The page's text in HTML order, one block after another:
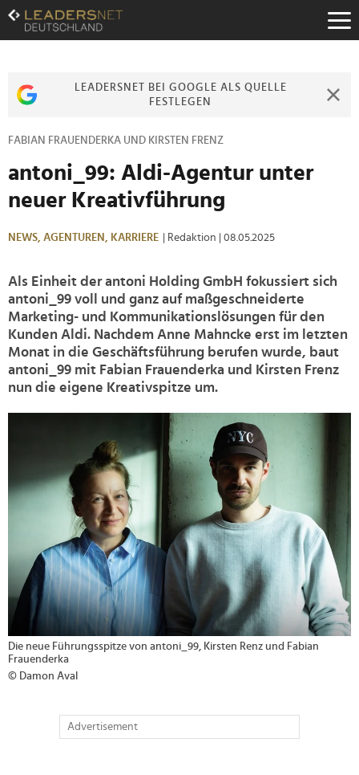
Zum
Inhalt
Zur
Zur
LEADERSNET BEI GOOGLE ALS QUELLE
FESTLEGEN
FABIAN FRAUENDERKA UND KIRSTEN FRENZ
antoni_99: Aldi-Agentur unter
neuer Kreativführung
NEWS, AGENTUREN, KARRIERE | Redaktion | 08.05.2025
Als Einheit der antoni Holding GmbH fokussiert sich
antoni_99 voll und ganz auf maßgeschneiderte
Marketing- und Kommunikationslösungen für den
Kunden Aldi. Nachdem Anne Mahncke erst im letzten
Monat in die Geschäftsführung berufen wurde, baut
antoni_99 mit Fabian Frauenderka und Kirsten Frenz
nun die eigene Kreativspitze um.
Die neue Führungsspitze von antoni_99, Kirsten Renz und Fabian
Frauenderka
© Damon Aval
Advertisement